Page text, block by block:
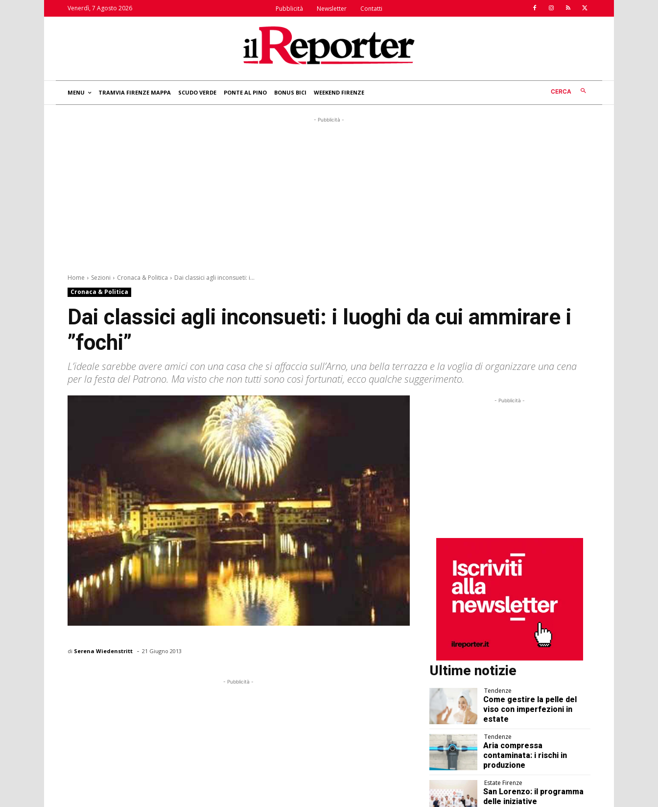
Venerdì, 7 Agosto 2026 Pubblicità Newsletter Contatti
MENU TRAMVIA FIRENZE MAPPA SCUDO VERDE PONTE AL PINO BONUS BICI WEEKEND FIRENZE CERCA
- Pubblicità -
Home Sezioni Cronaca & Politica
Dai classici agli inconsueti: i...
Cronaca & Politica
Dai classici agli inconsueti: i luoghi da cui ammirare i
”fochi”
L’ideale sarebbe avere amici con una casa che si affaccia sull’Arno, una bella terrazza e la voglia di organizzare una cena
per la festa del Patrono. Ma visto che non tutti sono così fortunati, ecco qualche suggerimento.
di Serena Wiedenstritt - 21 Giugno 2013
- Pubblicità -
- Pubblicità -
Ultime notizie
Tendenze
Come gestire la pelle del
viso con imperfezioni in
estate
Tendenze
Aria compressa
contaminata: i rischi in
produzione
Estate Firenze
San Lorenzo: il programma
delle iniziative